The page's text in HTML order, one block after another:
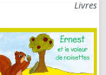
Livres